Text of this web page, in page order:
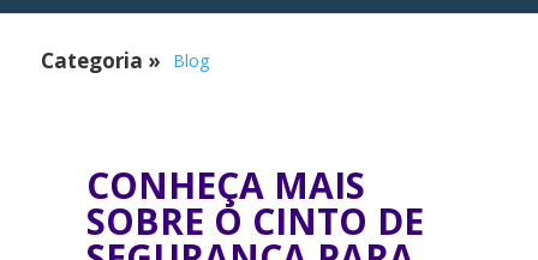
Categoria » Blog
CONHEÇA MAIS
SOBRE O CINTO DE